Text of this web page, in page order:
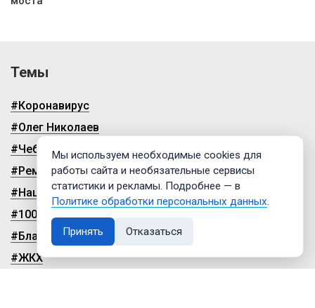
Темы
#Коронавирус
#Олег Николаев
#Чебоксары
#Ремонт дорог
#Нацпроекты
#100-летие чувашской автономии
#Благоустройство
#ЖКХ
Мы используем необходимые cookies для
работы сайта и необязательные сервисы
статистики и рекламы. Подробнее — в
Политике обработки персональных данных.
Принять Отказаться